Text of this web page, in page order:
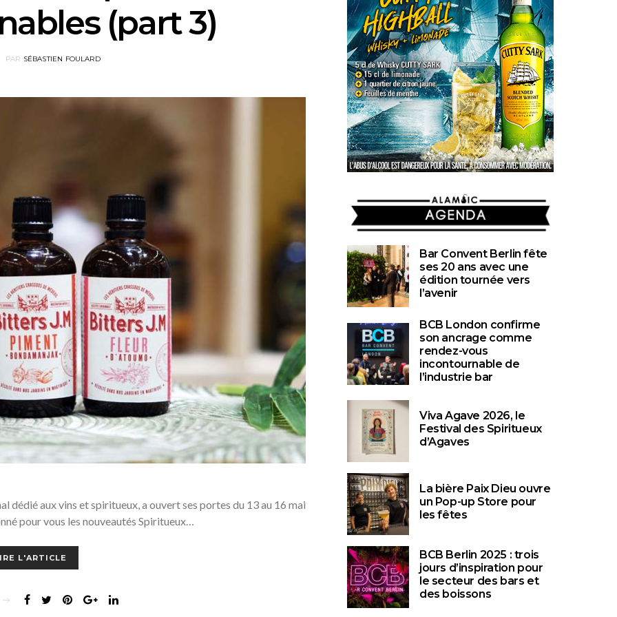
(part 3)
PAR SÉBASTIEN FOULARD
dédié aux vins et spiritueux, a ouvert ses portes du 13 au 16 mai
pour vous les nouveautés Spiritueux…
L'ARTICLE
AGENDA
Bar Convent Berlin fête
ses 20 ans avec une
édition tournée vers
l’avenir
BCB London confirme
son ancrage comme
rendez-vous
incontournable de
l’industrie bar
Viva Agave 2026, le
Festival des Spiritueux
d’Agaves
La bière Paix Dieu ouvre
un Pop-up Store pour
les fêtes
BCB Berlin 2025 : trois
jours d’inspiration pour
le secteur des bars et
des boissons